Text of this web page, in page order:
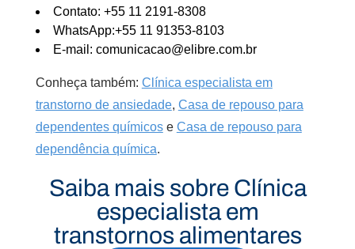
Contato: +55 11 2191-8308
WhatsApp:+55 11 91353-8103
E-mail: comunicacao@elibre.com.br
Conheça também: Clínica especialista em
transtorno de ansiedade, Casa de repouso para
dependentes químicose Casa de repouso para
dependência química.
Saiba mais sobre Clínica
especialista em
transtornos alimentares